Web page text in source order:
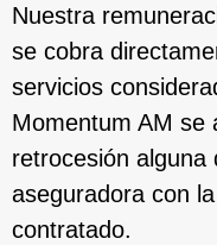
Nuestra
se cobra
servicios
Momentum AM se
retrocesión alguna
aseguradora con
contratado.